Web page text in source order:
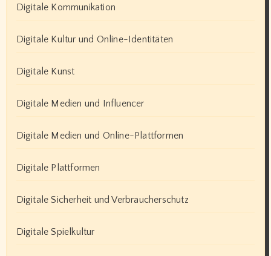
Digitale Kommunikation
Digitale Kultur und Online-Identitäten
Digitale Kunst
Digitale Medien und Influencer
Digitale Medien und Online-Plattformen
Digitale Plattformen
Digitale Sicherheit und Verbraucherschutz
Digitale Spielkultur